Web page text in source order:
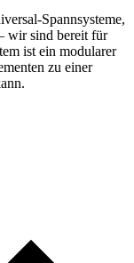
Spannsysteme,
wir sind bereit für
ist ein modularer
zu einer